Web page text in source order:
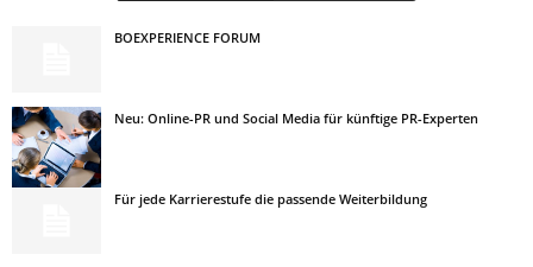
BOEXPERIENCE FORUM
Neu: Online-PR und Social Media für künftige PR-Experten
Für jede Karrierestufe die passende Weiterbildung